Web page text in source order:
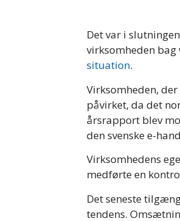
Det var i
virksomheden bag
situation.
Virksomheden,
påvirket, da det
årsrapport blev
den svenske e-
Virksomhedens
medførte en
Det seneste
tendens.